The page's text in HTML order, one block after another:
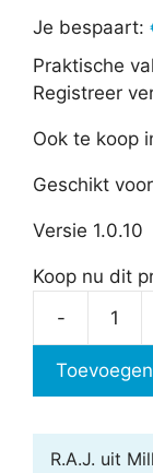
was:
Je bespaart:
Praktische
Registreer
Ook te koop
Geschikt voor
Versie 1.0.10
Koop nu dit
-
R.A.J. uit